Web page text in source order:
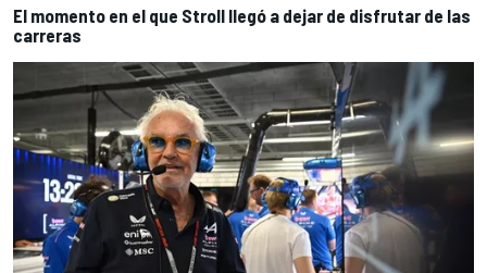
El momento en el que Stroll llegó a dejar de disfrutar de las
carreras